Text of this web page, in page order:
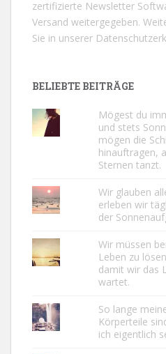
zertifizierte Newsletter
Versand weitergegeben.
Sie in unserer
BELIEBTE BEITRÄGE
Mögest du
und stets
mögen die
hinauftragen,
Sternen tanzt.
Wir glauben
erleben wir
der
Wir müssen
Leben zu
damit wir das
wartet.
So lange
Körperteile
ich eigentlich